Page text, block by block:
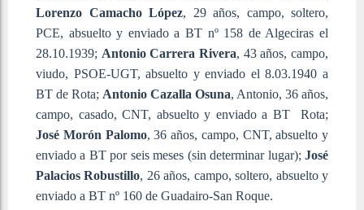
Lorenzo Camacho López, 29 años, campo, soltero,
PCE, absuelto y enviado a BT nº 158 de Algeciras el
28.10.1939; Antonio Carrera Rivera, 43 años, campo,
viudo, PSOE-UGT, absuelto y enviado el 8.03.1940 a
BT de Rota; Antonio Cazalla Osuna, Antonio, 36 años,
campo, casado, CNT, absuelto y enviado a BT Rota;
José Morón Palomo, 36 años, campo, CNT, absuelto y
enviado a BT por seis meses (sin determinar lugar); José
Palacios Robustillo, 26 años, campo, soltero, absuelto y
enviado a BT nº 160 de Guadairo-San Roque.